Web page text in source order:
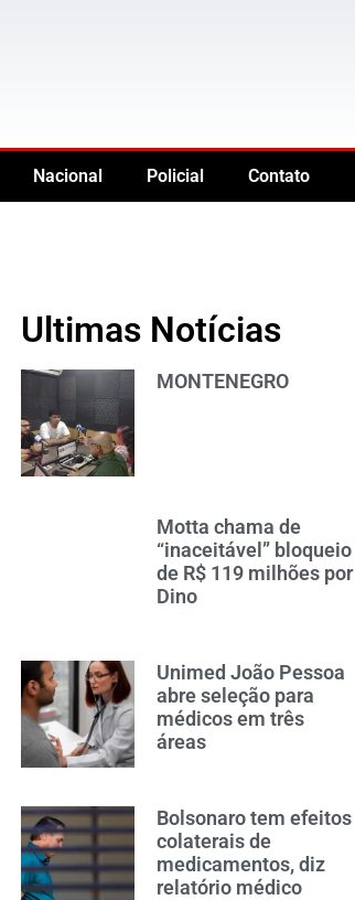
Nacional Policial Contato
Ultimas Notícias
MONTENEGRO
Motta chama de
“inaceitável” bloqueio
de R$ 119 milhões por
Dino
Unimed João Pessoa
abre seleção para
médicos em três
áreas
Bolsonaro tem efeitos
colaterais de
medicamentos, diz
relatório médico